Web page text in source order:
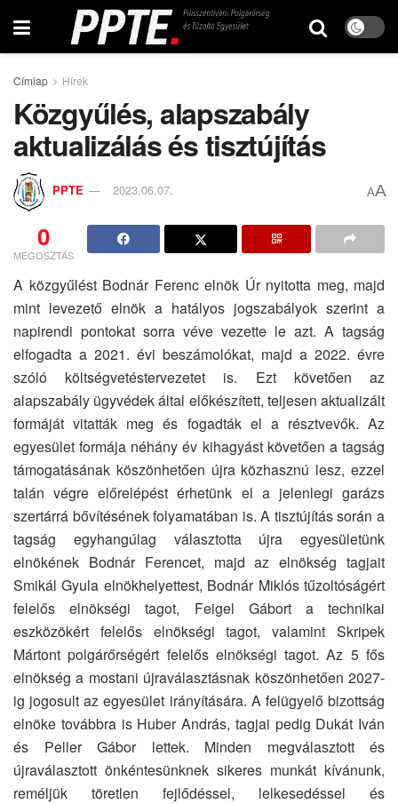
Címlap Hírek
Közgyűlés, alapszabály
aktualizálás és tisztújítás
PPTE 2023.06.07. AA
0
MEGOSZTÁS
A közgyűlést Bodnár Ferenc elnök Úr nyitotta meg, majd
mint levezető elnök a hatályos jogszabályok szerint a
napirendi pontokat sorra véve vezette le azt. A tagság
elfogadta a 2021. évi beszámolókat, majd a 2022. évre
szóló költségvetéstervezetet is. Ezt követően az
alapszabály ügyvédek által előkészített, teljesen aktualizált
formáját vitatták meg és fogadták el a résztvevők. Az
egyesület formája néhány év kihagyást követően a tagság
támogatásának köszönhetően újra közhasznú lesz, ezzel
talán végre előrelépést érhetünk el a jelenlegi garázs
szertárrá bővítésének folyamatában is. A tisztújítás során a
tagság egyhangúlag választotta újra egyesületünk
elnökének Bodnár Ferencet, majd az elnökség tagjait
Smikál Gyula elnökhelyettest, Bodnár Miklós tűzoltóságért
felelős elnökségi tagot, Feigel Gábort a technikai
eszközökért felelős elnökségi tagot, valamint Skripek
Mártont polgárőrségért felelős elnökségi tagot. Az 5 fős
elnökség a mostani újraválasztásnak köszönhetően 2027-
ig jogosult az egyesület irányítására. A felügyelő bizottság
elnöke továbbra is Huber András, tagjai pedig Dukát Iván
és Peller Gábor lettek. Minden megválasztott és
újraválasztott önkéntesünknek sikeres munkát kívánunk,
reméljük töretlen fejlődéssel, lelkesedéssel és